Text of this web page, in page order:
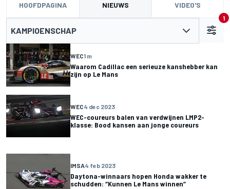
HOOFDPAGINA NIEUWS VIDEO'S
KAMPIOENSCHAP
1
WEC1 m
Waarom Cadillac een serieuze kanshebber kan
zijn op Le Mans
WEC4 dec 2023
WEC-coureurs balen van verdwijnen LMP2-
klasse: Bood kansen aan jonge coureurs
IMSA4 feb 2023
Daytona-winnaars hopen Honda wakker te
schudden: “Kunnen Le Mans winnen”